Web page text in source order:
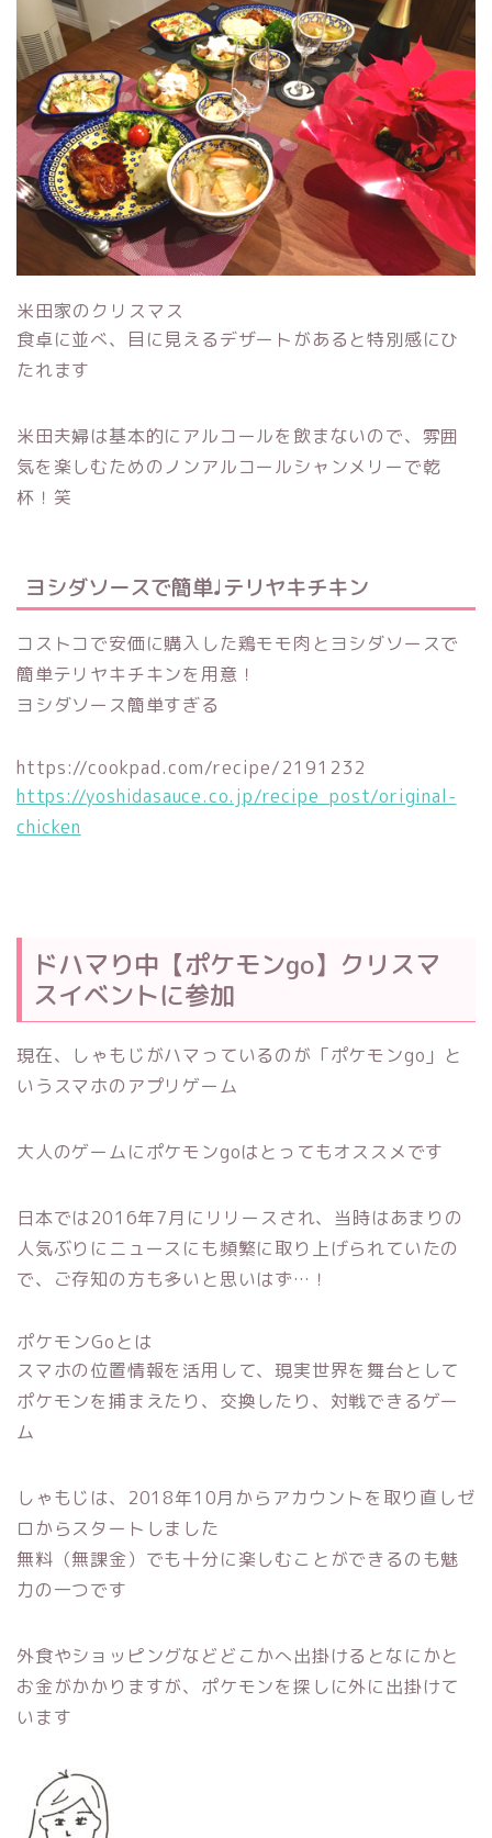
米田家のクリスマス
食卓に並べ、目に見えるデザートがあると特別感にひ
たれます
米田夫婦は基本的にアルコールを飲まないので、雰囲
気を楽しむためのノンアルコールシャンメリーで乾
杯！笑
ヨシダソースで簡単♩テリヤキチキン
コストコで安価に購入した鶏モモ肉とヨシダソースで
簡単テリヤキチキンを用意！
ヨシダソース簡単すぎる
https://cookpad.com/recipe/2191232
https://yoshidasauce.co.jp/recipe_post/original-
chicken
ドハマり中【ポケモンgo】クリスマ
スイベントに参加
現在、しゃもじがハマっているのが「ポケモンgo」と
いうスマホのアプリゲーム
大人のゲームにポケモンgoはとってもオススメです
日本では2016年7月にリリースされ、当時はあまりの
人気ぶりにニュースにも頻繁に取り上げられていたの
で、ご存知の方も多いと思いはず…！
ポケモンGoとは
スマホの位置情報を活用して、現実世界を舞台として
ポケモンを捕まえたり、交換したり、対戦できるゲー
ム
しゃもじは、2018年10月からアカウントを取り直しゼ
ロからスタートしました
無料（無課金）でも十分に楽しむことができるのも魅
力の一つです
外食やショッピングなどどこかへ出掛けるとなにかと
お金がかかりますが、ポケモンを探しに外に出掛けて
います